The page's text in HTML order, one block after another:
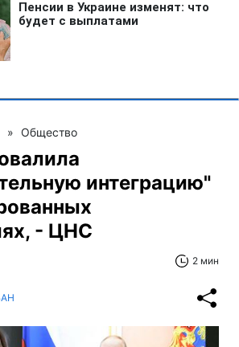
» Общество
интеграцию"
- ЦНС
2 мин